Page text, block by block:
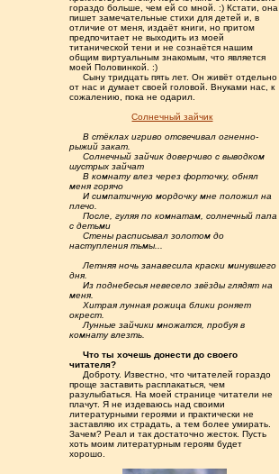
гораздо больше, чем ей со мной. :) Кстати, она
пишет замечательные стихи для детей и, в
отличие от меня, издаёт книги, но притом
предпочитает не выходить из моей
титанической тени и не сознаётся нашим
общим виртуальным знакомым, что является
моей Половинкой. :)
.....Сыну тридцать пять лет. Он живёт отдельно
от нас и думает своей головой. Внуками нас, к
сожалению, пока не одарил.
.......................Солнечный зайчик
.....В стёклах игриво отсвечивал огненно-
рыжий закат.
.....Солнечный зайчик доверчиво с выводком
шустрых зайчат
.....В комнату влез через форточку, обнял
меня горячо
.....И симпатичную мордочку мне положил на
плечо.
.....После, гуляя по комнатам, солнечный папа
с детьми
.....Стены расписывал золотом до
наступления тьмы...
.....Летняя ночь занавесила краски минувшего
дня.
.....Из поднебесья невесело звёзды глядят на
меня.
.....Хитрая лунная рожица блики роняет
окрест.
.....Лунные зайчики множатся, пробуя в
комнату влезть.
.....Что ты хочешь донести до своего
читателя?
.....Доброту. Известно, что читателей гораздо
проще заставить расплакаться, чем
разулыбаться. На моей странице читатели не
плачут. Я не издеваюсь над своими
литературными героями и практически не
заставляю их страдать, а тем более умирать.
Зачем? Реал и так достаточно жесток. Пусть
хоть моим литературным героям будет
хорошо.